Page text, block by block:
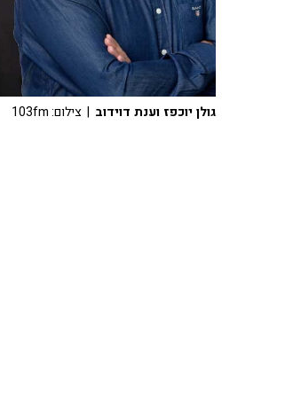
גולן יוכפז וענת דוידוב | צילום: 103fm